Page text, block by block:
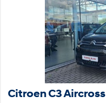
Citroen C3 Aircross